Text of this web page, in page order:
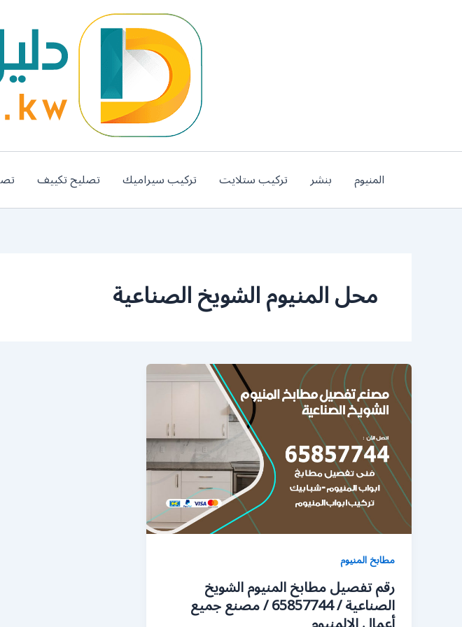
المنيوم بنشر تركيب ستلايت تركيب سيراميك تصليح تكييف
محل المنيوم الشويخ الصناعية
مطابخ المنيوم
رقم تفصيل مطابخ المنيوم الشويخ
الصناعية / 65857744 / مصنع جميع